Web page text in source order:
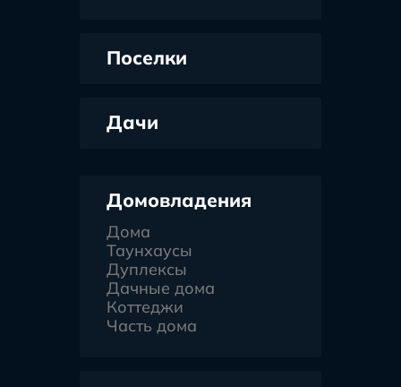
Поселки
Дачи
Домовладения
Дома
Таунхаусы
Дуплексы
Дачные дома
Коттеджи
Часть дома